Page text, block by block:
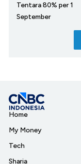
Tentara 80% per 1
September
Home
My Money
Tech
Sharia